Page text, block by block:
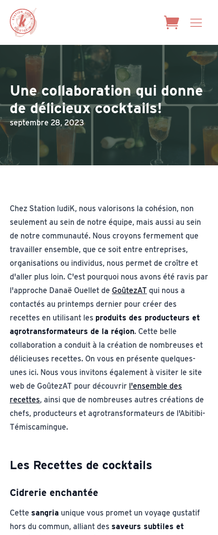
Une collaboration qui donne
de délicieux cocktails!
septembre 28, 2023
Chez Station ludiK, nous valorisons la cohésion, non
seulement au sein de notre équipe, mais aussi au sein
de notre communauté. Nous croyons fermement que
travailler ensemble, que ce soit entre entreprises,
organisations ou individus, nous permet de croître et
d'aller plus loin. C'est pourquoi nous avons été ravis par
l'approche Danaë Ouellet de GoûtezAT qui nous a
contactés au printemps dernier pour créer des
recettes en utilisant les produits des producteurs et
agrotransformateurs de la région. Cette belle
collaboration a conduit à la création de nombreuses et
délicieuses recettes. On vous en présente quelques-
unes ici. Nous vous invitons également à visiter le site
web de GoûtezAT pour découvrir l'ensemble des
recettes, ainsi que de nombreuses autres créations de
chefs, producteurs et agrotransformateurs de l'Abitibi-
Témiscamingue.
Les Recettes de cocktails
Cidrerie enchantée
Cette sangria unique vous promet un voyage gustatif
hors du commun, alliant des saveurs subtiles et